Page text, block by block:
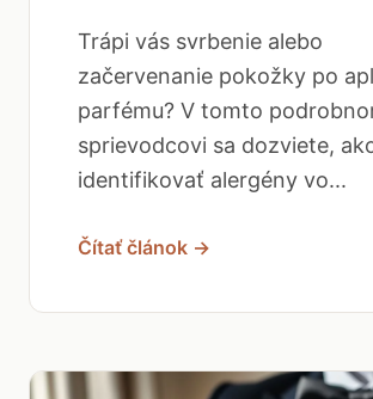
Trápi vás svrbenie alebo
začervenanie pokožky po
parfému? V tomto
sprievodcovi sa dozviete,
identifikovať alergény vo...
Čítať článok →